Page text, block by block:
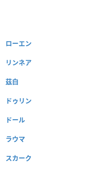
ローエン
リンネア
茲白
ドゥリン
ドール
ラウマ
スカーク